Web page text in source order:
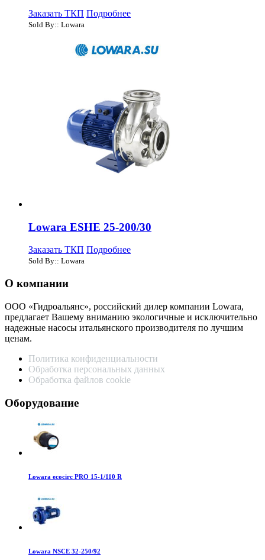
Заказать ТКП Подробнее
Sold By:: Lowara
Lowara ESHE 25-200/30
Заказать ТКП Подробнее
Sold By:: Lowara
О компании
ООО «Гидроальянс», российский дилер компании Lowara,
предлагает Вашему вниманию экологичные и исключительно
надежные насосы итальянского производителя по лучшим
ценам.
Политика конфиденциальности
Обработка персональных данных
Обработка файлов cookie
Оборудование
Lowara ecocirc PRO 15-1/110 R
Lowara NSCE 32-250/92